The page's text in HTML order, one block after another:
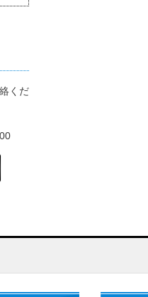
くだ